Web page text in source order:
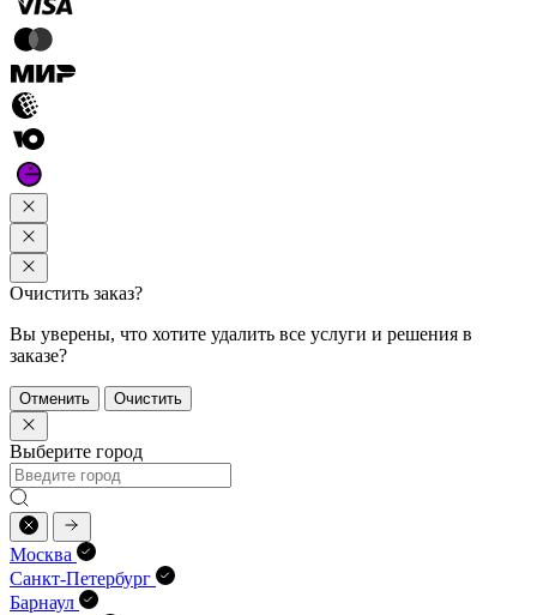
Очистить заказ?
Вы уверены, что хотите удалить все услуги и решения в
заказе?
Отменить Очистить
Выберите город
Москва
Санкт-Петербург
Барнаул